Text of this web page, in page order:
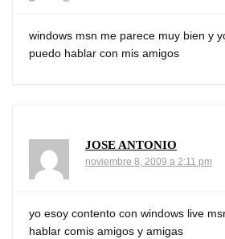
windows msn me parece muy bien y
puedo hablar con mis amigos
JOSE ANTONIO
noviembre 8, 2009 a 2:11 pm
yo esoy contento con windows live
hablar comis amigos y amigas